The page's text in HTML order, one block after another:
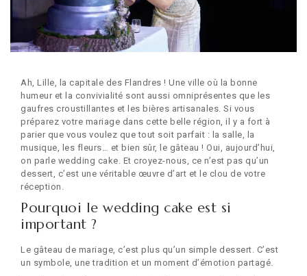
Ah, Lille, la capitale des Flandres ! Une ville où la bonne
humeur et la convivialité sont aussi omniprésentes que les
gaufres croustillantes et les bières artisanales. Si vous
préparez votre mariage dans cette belle région, il y a fort à
parier que vous voulez que tout soit parfait : la salle, la
musique, les fleurs… et bien sûr, le gâteau ! Oui, aujourd’hui,
on parle wedding cake. Et croyez-nous, ce n’est pas qu’un
dessert, c’est une véritable œuvre d’art et le clou de votre
réception.
Pourquoi le wedding cake est si
important ?
Le gâteau de mariage, c’est plus qu’un simple dessert. C’est
un symbole, une tradition et un moment d’émotion partagé.